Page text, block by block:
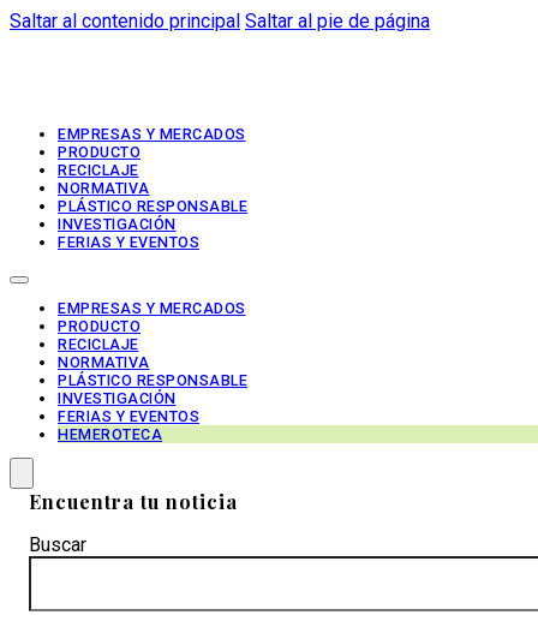
Saltar al contenido principal Saltar al pie de página
EMPRESAS Y MERCADOS
PRODUCTO
RECICLAJE
NORMATIVA
PLÁSTICO RESPONSABLE
INVESTIGACIÓN
FERIAS Y EVENTOS
EMPRESAS Y MERCADOS
PRODUCTO
RECICLAJE
NORMATIVA
PLÁSTICO RESPONSABLE
INVESTIGACIÓN
FERIAS Y EVENTOS
HEMEROTECA
Encuentra tu noticia
Buscar